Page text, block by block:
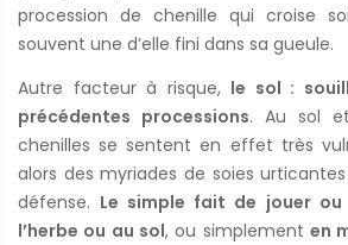
procession de chenille qui croise
souvent une d’elle fini dans sa gueule.
Autre facteur à risque, le sol :
précédentes processions. Au sol
chenilles se sentent en effet très
alors des myriades de soies
défense. Le simple fait de jouer
l’herbe ou au sol, ou simplement en